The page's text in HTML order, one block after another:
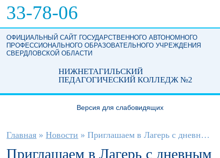
33-78-06
ОФИЦИАЛЬНЫЙ САЙТ ГОСУДАРСТВЕННОГО АВТОНОМНОГО
ПРОФЕССИОНАЛЬНОГО ОБРАЗОВАТЕЛЬНОГО УЧРЕЖДЕНИЯ
СВЕРДЛОВСКОЙ ОБЛАСТИ
НИЖНЕТАГИЛЬСКИЙ
ПЕДАГОГИЧЕСКИЙ КОЛЛЕДЖ №2
Версия для слабовидящих
Вы здесь
Главная » Новости » Приглашаем в Лагерь с дневным...
Приглашаем в Лагерь с дневным